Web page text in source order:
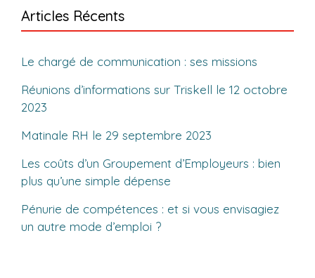
Articles Récents
Le chargé de communication : ses missions
Réunions d’informations sur Triskell le 12 octobre
2023
Matinale RH le 29 septembre 2023
Les coûts d’un Groupement d’Employeurs : bien
plus qu’une simple dépense
Pénurie de compétences : et si vous envisagiez
un autre mode d’emploi ?